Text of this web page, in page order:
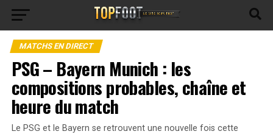
MATCHS EN DIRECT
PSG – Bayern Munich : les
compositions probables, chaîne et
heure du match
Le PSG et le Bayern se retrouvent une nouvelle fois cette